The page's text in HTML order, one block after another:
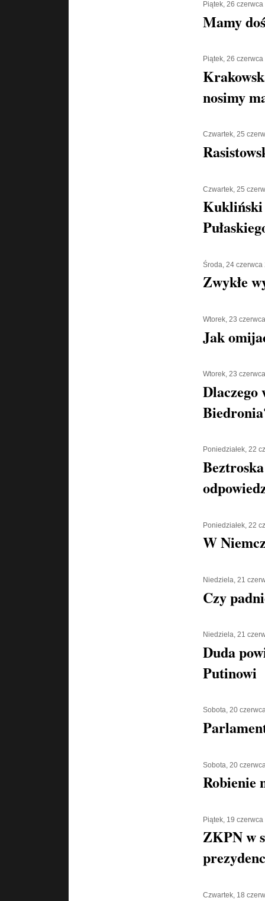
Piątek, 26
Mamy
Piątek, 26
nosimy
Czwartek, 25
Czwartek, 25
Kukliński
Środa, 24 czerwca
Zwykłe
Wtorek, 23
Jak
Wtorek, 23
Dlaczego
Poniedziałek, 22
Poniedziałek, 22
W
Niedziela, 21
Czy
Niedziela, 21
Duda
Putinowi
Sobota, 20
Sobota, 20
Robienie
Piątek, 19
ZKPN w
Czwartek, 18